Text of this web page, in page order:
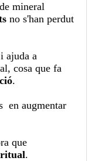
mineral
no s'han perdut
ajuda a
cosa que fa
.
en augmentar
que
.